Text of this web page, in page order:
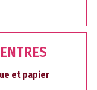
et papier